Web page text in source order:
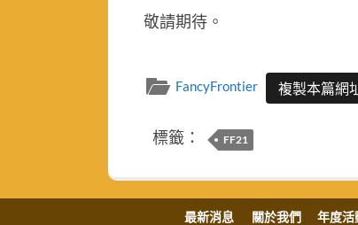
敬請期待。
FancyFrontier 複製本篇網
標籤： FF21
最新消息 關於我們 年度活